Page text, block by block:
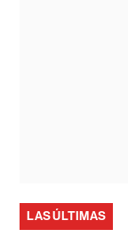
LAS ÚLTIMAS